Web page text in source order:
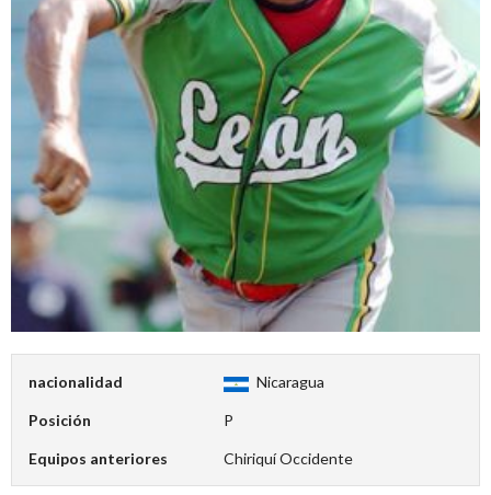
nacionalidad Nicaragua
Posición P
Equipos anteriores Chiriquí Occidente